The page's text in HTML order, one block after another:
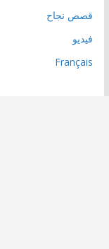
قصص نجاح
فيديو
Français